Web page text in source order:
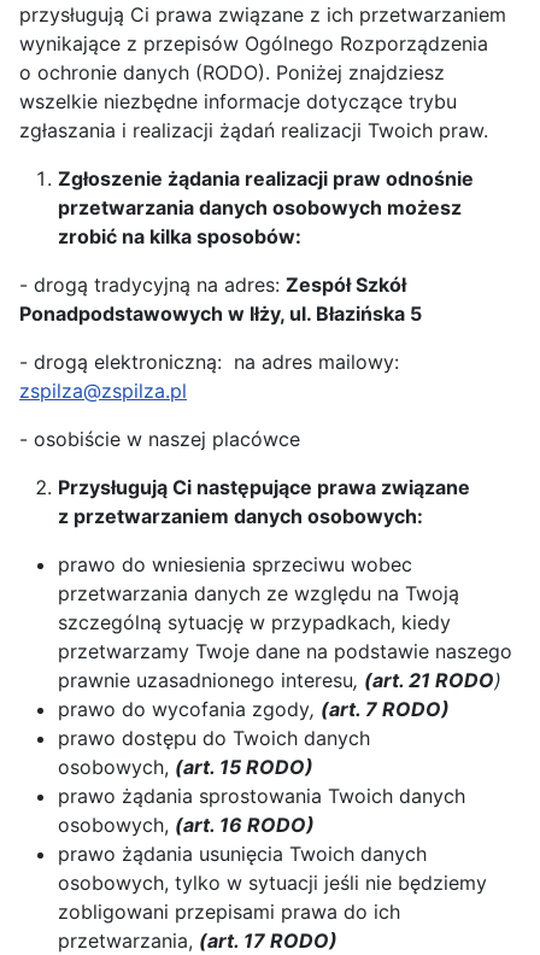
przysługują Ci prawa związane z ich przetwarzaniem
wynikające z przepisów Ogólnego Rozporządzenia
o ochronie danych (RODO). Poniżej znajdziesz
wszelkie niezbędne informacje dotyczące trybu
zgłaszania i realizacji żądań realizacji Twoich praw.
Zgłoszenie żądania realizacji praw odnośnie
przetwarzania danych osobowych możesz
zrobić na kilka sposobów:
- drogą tradycyjną na adres: Zespół Szkół
Ponadpodstawowych w Iłży, ul. Błazińska 5
- drogą elektroniczną: na adres mailowy:
zspilza@zspilza.pl
- osobiście w naszej placówce
Przysługują Ci następujące prawa związane
z przetwarzaniem danych osobowych:
prawo do wniesienia sprzeciwu wobec
przetwarzania danych ze względu na Twoją
szczególną sytuację w przypadkach, kiedy
przetwarzamy Twoje dane na podstawie naszego
prawnie uzasadnionego interesu, (art. 21 RODO)
prawo do wycofania zgody, (art. 7 RODO)
prawo dostępu do Twoich danych
osobowych, (art. 15 RODO)
prawo żądania sprostowania Twoich danych
osobowych, (art. 16 RODO)
prawo żądania usunięcia Twoich danych
osobowych, tylko w sytuacji jeśli nie będziemy
zobligowani przepisami prawa do ich
przetwarzania, (art. 17 RODO)